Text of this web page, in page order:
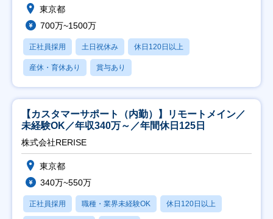
東京都
700万~1500万
正社員採用 土日祝休み 休日120日以上
産休・育休あり 賞与あり
【カスタマーサポート（内勤）】リモートメイン／
未経験OK／年収340万～／年間休日125日
株式会社RERISE
東京都
340万~550万
正社員採用 職種・業界未経験OK 休日120日以上